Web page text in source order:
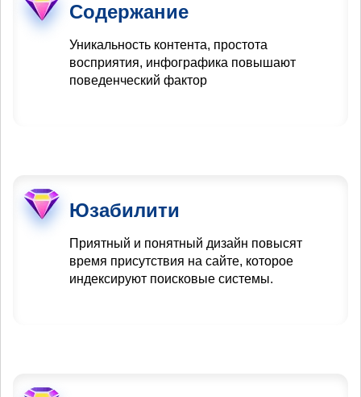
Содержание
Уникальность контента, простота
восприятия, инфографика повышают
поведенческий фактор
Юзабилити
Приятный и понятный дизайн повысят
время присутствия на сайте, которое
индексируют поисковые системы.